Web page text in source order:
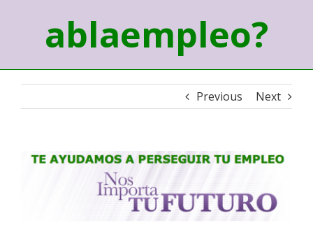
ablaempleo?
Previous Next
View